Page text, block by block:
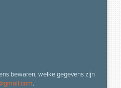
bewaren, welke gegevens zijn
.